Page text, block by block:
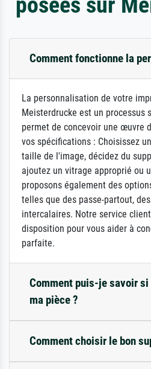
Comment fonctionne la
La personnalisation de votre
Meisterdrucke est un
permet de concevoir une œuvre
vos spécifications : Choisissez
taille de l'image, décidez du
ajoutez un vitrage approprié ou
proposons également des
telles que des passe-partout,
intercalaires. Notre service
disposition pour vous aider à
parfaite.
Comment puis-je savoir
ma pièce ?
Comment choisir le bon